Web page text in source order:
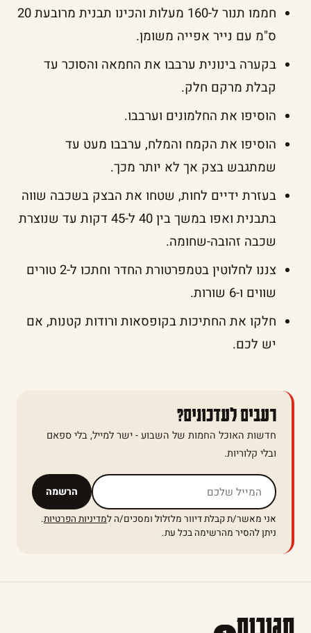
חממו תנור ל-160 מעלות והכינו תבנית מרובעת 20
ס"מ עם נייר אפייה משומן.
בקערה בינונית ערבבו את החמאה והסוכר עד
קבלת מרקם חלק.
הוסיפו את החלמונים וערבבו.
הוסיפו את הקמח והמלח, ערבבו מעט עד
שמתגבש בצק אך לא יותר מכך.
בעזרת ידיים לחות, שטחו את הבצק בשכבה שווה
בתבנית ואפו במשך בין 40 ל-45 דקות עד שנוצרת
שכבה זהובה-שחומה.
צננו לחלוטין בטמפרטורת החדר וחתכו ל-2 טורים
שווים ו-6 שורות.
חלקו את החתיכות בקופסאות ורודות קטנות, אם
יש לכם.
רעבים לעדכונים?
חדשות האוכל החמות של השבוע - ישר למייל, בלי ספאם
ובלי קלוריות.
הרשמה אל תמלאו שדה זה
אני מאשר/ת קבלת דיוור מלזלול ומסכים/ה למדיניות הפרטיות.
ניתן להסיר מהרשימה בכל עת.
תגובות